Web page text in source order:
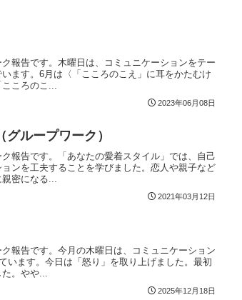
報告です。木曜日は、コミュニケーションをテー
ます。6月は〈「こころのこえ」に耳をかたむけ
ころのこ...
2023年06月08日
ループワーク）
報告です。「あなたの愛着スタイル」では、自己
ンを工夫することを学びました。恋人や親子など
密になる...
2021年03月12日
報告です。今月の木曜日は、コミュニケーション
います。今日は「怒り」を取り上げました。最初
。やや...
2025年12月18日